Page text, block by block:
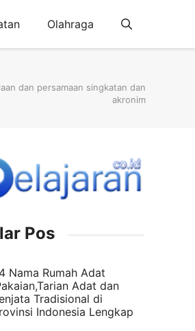
Olahraga
dan persamaan singkatan dan
akronim
Pos
Nama Rumah Adat
Adat dan
Tradisional di
Indonesia Lengkap